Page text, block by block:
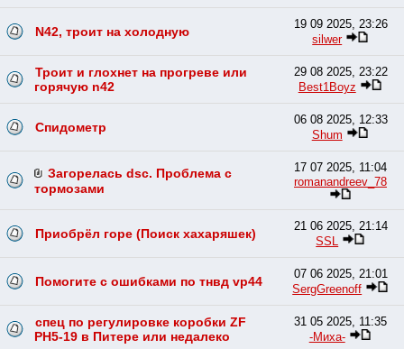
N42, троит на холодную
19 09 2025, 23:26
silwer
Троит и глохнет на прогреве или
горячую n42
29 08 2025, 23:22
Best1Boyz
Спидометр
06 08 2025, 12:33
Shum
Загорелась dsc. Проблема с
тормозами
17 07 2025, 11:04
romanandreev_78
Приобрёл горе (Поиск хахаряшек)
21 06 2025, 21:14
SSL
Помогите с ошибками по тнвд vp44
07 06 2025, 21:01
SergGreenoff
спец по регулировке коробки ZF
PH5-19 в Питере или недалеко
31 05 2025, 11:35
-Миха-